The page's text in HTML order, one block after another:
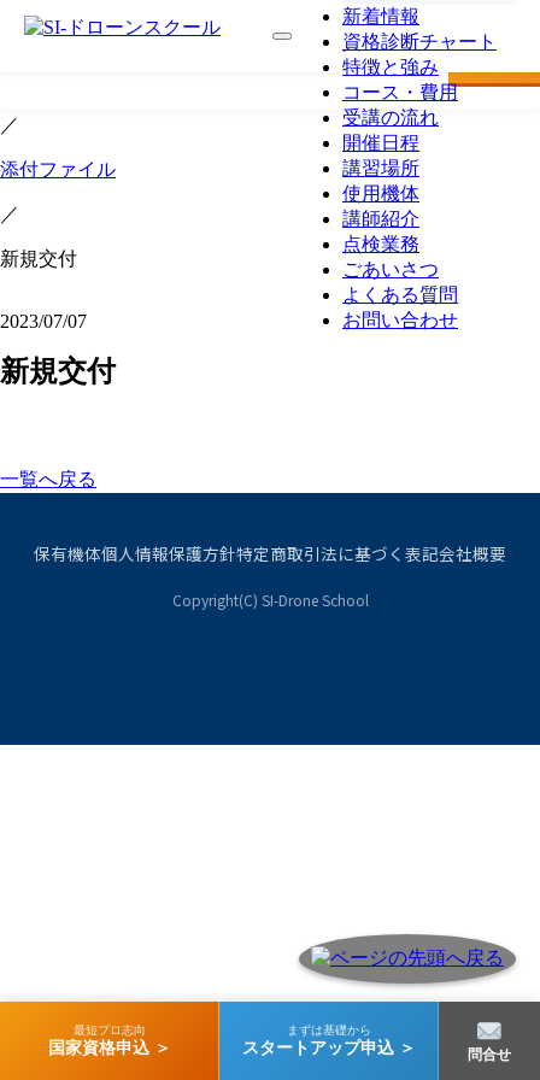
TOP ドローン講習
新着情報
資格診断チャート
特徴と強み
コース・費用
受講の流れ
開催日程
講習場所
使用機体
講師紹介
点検業務
ごあいさつ
よくある質問
お問い合わせ
／
添付ファイル
／
新規交付
2023/07/07
新規交付
一覧へ戻る
保有機体個人情報保護方針特定商取引法に基づく表記会社概要
Copyright(C) SI-Drone School
最短プロ志向
国家資格申込 ＞
まずは基礎から
スタートアップ申込 ＞ 問合せ